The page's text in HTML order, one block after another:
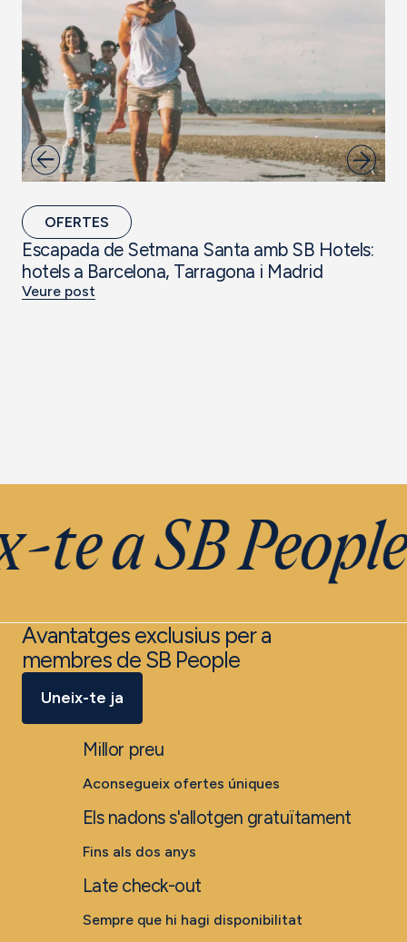
OFERTES
Escapada de Setmana Santa amb SB Hotels:
hotels a Barcelona, Tarragona i Madrid
Veure post
te a SB People
Avantatges exclusius per a
membres de SB People
Uneix-te ja
Millor preu
Aconsegueix ofertes úniques
Els nadons s'allotgen gratuïtament
Fins als dos anys
Late check-out
Sempre que hi hagi disponibilitat